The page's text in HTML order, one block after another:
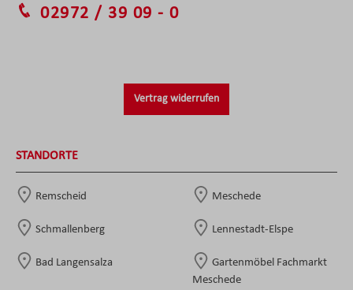
02972 / 39 09 - 0
Vertrag widerrufen
STANDORTE
Remscheid Meschede
Schmallenberg Lennestadt-Elspe
Bad Langensalza
Gartenmöbel Fachmarkt
Meschede